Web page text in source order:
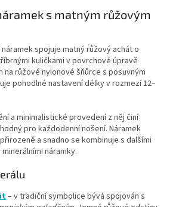
s matným růžovým
spojuje matný růžový achát o
kuličkami v povrchové úpravě
na růžové nylonové šňůrce s posuvným
pohodlné nastavení délky v rozmezí 12–
a minimalistické provedení z něj činí
pro každodenní nošení. Náramek
a snadno se kombinuje s dalšími
náramky.
– v tradiční symbolice bývá spojován s